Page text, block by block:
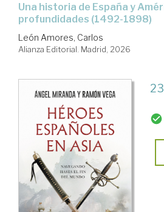
Una historia de España y América desde las
profundidades (1492-1898)
León Amores, Carlos
Alianza Editorial. Madrid, 2026